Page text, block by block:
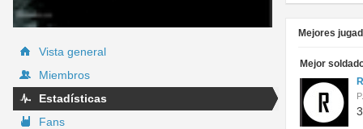
Vista general
Miembros
Estadísticas
Fans
Mejores
Mejor